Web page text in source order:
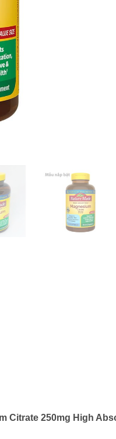
Citrate 250mg High